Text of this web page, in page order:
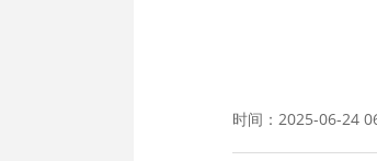
时间：2025-06-24